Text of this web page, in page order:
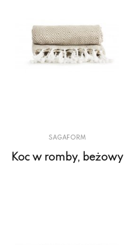
SAGAFORM
Koc w romby, beżowy